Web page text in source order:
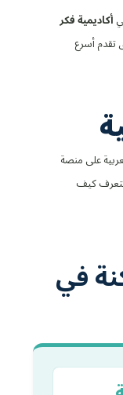
أكاديمية فكر
أسرع
على منصة
كيف
في